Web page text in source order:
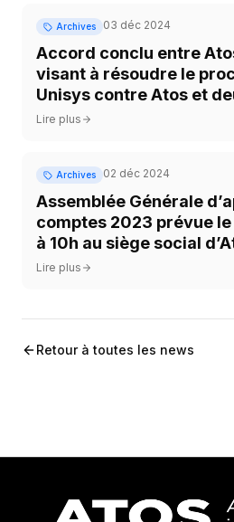
Archives 03 déc 2024
Accord conclu entre
visant à résoudre le
Unisys contre Atos et
employés
Lire plus
Archives 02 déc 2024
Assemblée Générale
comptes 2023 prévue
à 10h au siège social
Lire plus
Retour à toutes les news